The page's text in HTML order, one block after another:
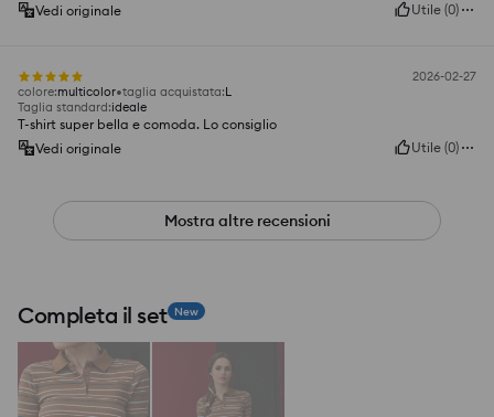
Vedi originale
Utile (0)
2026-02-27
colore:multicolor taglia acquistata:L
Taglia standard:ideale
T-shirt super bella e comoda. Lo consiglio
Vedi originale
Utile (0)
Mostra altre recensioni
Completa il set New